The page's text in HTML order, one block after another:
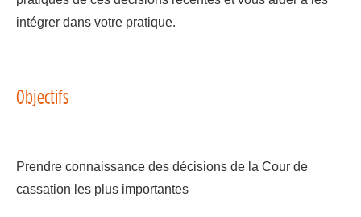
intégrer dans votre pratique.
Objectifs
Prendre connaissance des décisions de la Cour de
cassation les plus importantes